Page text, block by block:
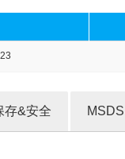
存&安全 MSDS